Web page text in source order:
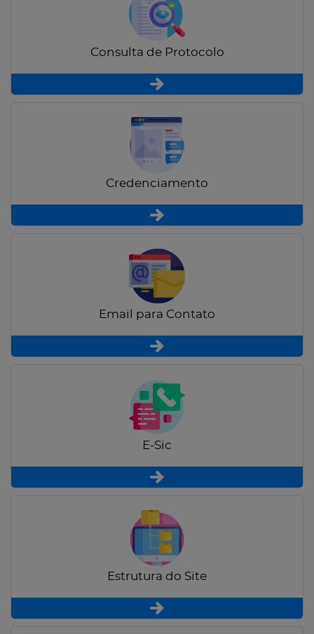
Consulta de Protocolo
Credenciamento
Email para Contato
E-Sic
Estrutura do Site